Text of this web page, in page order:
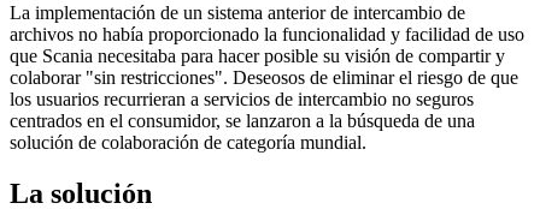
La implementación de un sistema anterior de intercambio de
archivos no había proporcionado la funcionalidad y facilidad de uso
que Scania necesitaba para hacer posible su visión de compartir y
colaborar "sin restricciones". Deseosos de eliminar el riesgo de que
los usuarios recurrieran a servicios de intercambio no seguros
centrados en el consumidor, se lanzaron a la búsqueda de una
solución de colaboración de categoría mundial.
La solución